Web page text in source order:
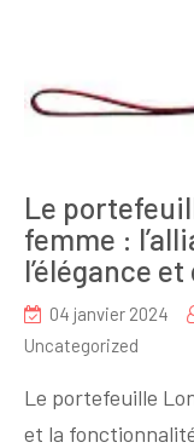
Le
femme :
l’élégance
04 janvier 2024
Uncategorized
Le portefeuille
et la